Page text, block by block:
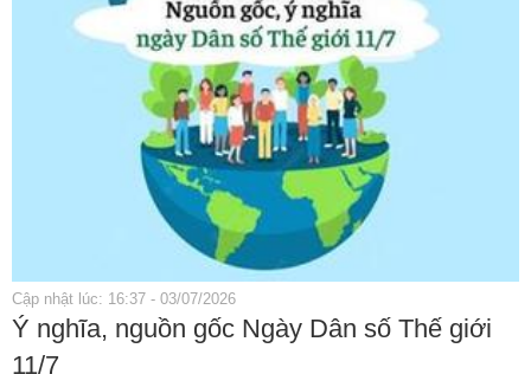
Cập nhật lúc: 16:37 - 03/07/2026
Ý nghĩa, nguồn gốc Ngày Dân số Thế giới
11/7